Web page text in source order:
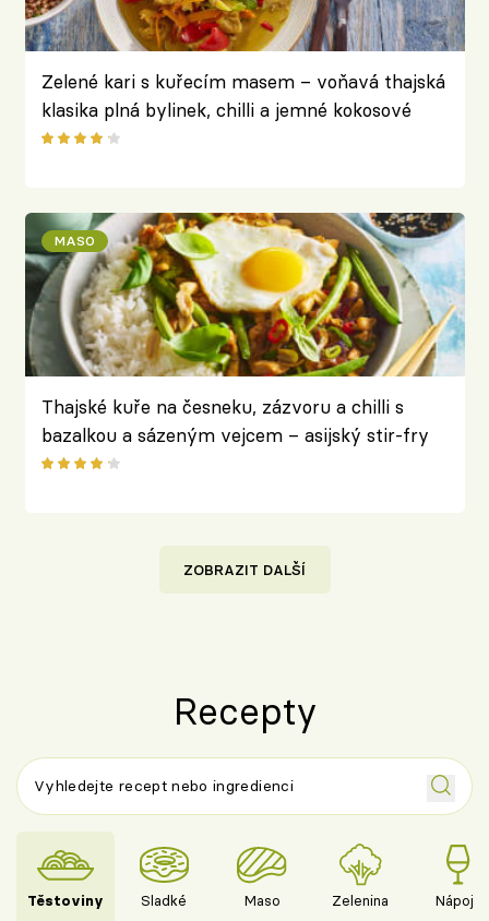
Zelené kari s kuřecím masem – voňavá thajská
klasika plná bylinek, chilli a jemné kokosové
chuti
MASO
Thajské kuře na česneku, zázvoru a chilli s
bazalkou a sázeným vejcem – asijský stir-fry
ZOBRAZIT DALŠÍ
Recepty
Těstoviny Sladké Maso Zelenina Nápoje